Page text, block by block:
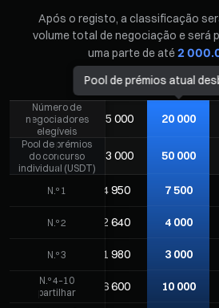
Após o registo, a classificação
volume total de negociação e será
uma parte de até2
Número de
negociadores
elegíveis
10 000 15 000 20 000
Pool de prémios
do concurso
individual (USDT)
22 000 33 000 50 000
N.º 1
3 300 4 950 7 500
N.º 2
1 760 2 640 4 000
N.º 3
1 320 1 980 3 000
N.º 4–10
partilhar
4 400 6 600 10 000
Pool de prémios atual